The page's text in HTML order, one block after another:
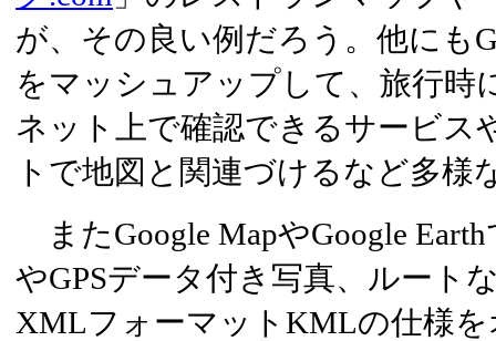
が、その良い例だろう。他にも
をマッシュアップして、旅行時
ネット上で確認できるサービス
トで地図と関連づけるなど多様
またGoogle MapやGoogle
やGPSデータ付き写真、ルート
XMLフォーマットKMLの仕様